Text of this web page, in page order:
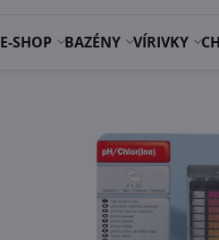
E-SHOP BAZÉNY VÍRIVKY